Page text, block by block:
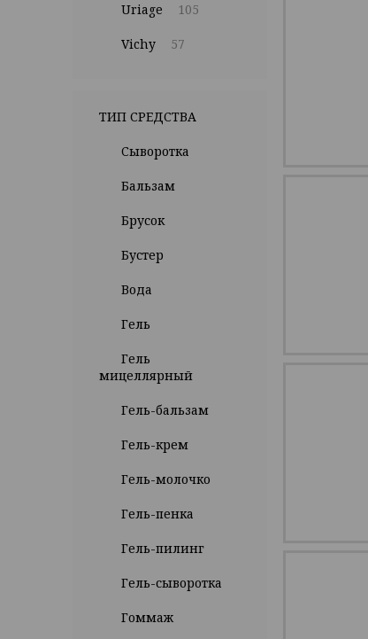
Uriage 105
Vichy 57
ТИП СРЕДСТВА
Cыворотка
Бальзам
Брусок
Бустер
Вода
Гель
Гель
мицеллярный
Гель-бальзам
Гель-крем
Гель-молочко
Гель-пенка
Гель-пилинг
Гель-сыворотка
Гоммаж